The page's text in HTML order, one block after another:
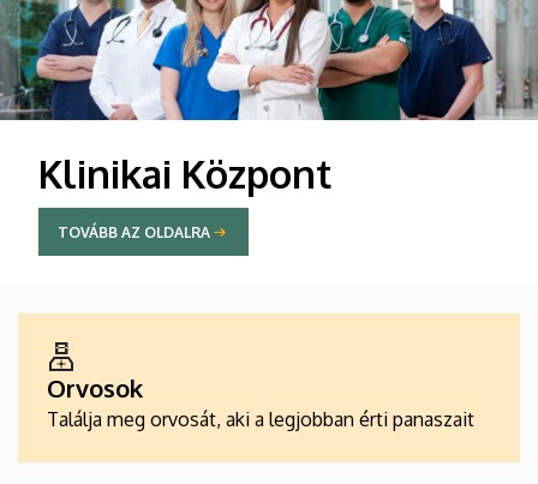
Klinikai Központ
TOVÁBB AZ OLDALRA
Orvosok
Találja meg orvosát, aki a legjobban érti panaszait